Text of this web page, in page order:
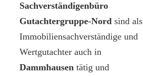
Sachverständigenbüro
Gutachtergruppe-Nord sind als
Immobiliensachverständige und
Wertgutachter auch in
Dammhausen tätig und